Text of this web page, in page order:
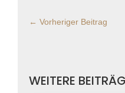
←Vorheriger Beitrag
WEITERE